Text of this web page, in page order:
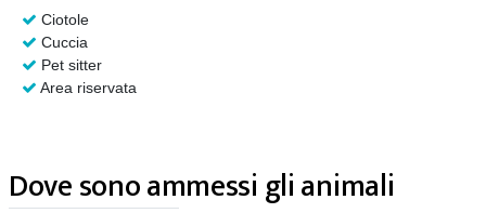
Ciotole
Cuccia
Pet sitter
Area riservata
Dove sono ammessi gli animali